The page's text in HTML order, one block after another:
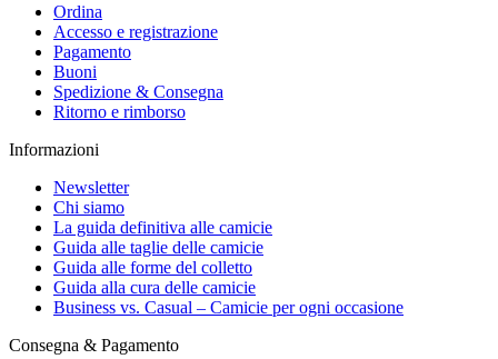
Ordina
Accesso e registrazione
Pagamento
Buoni
Spedizione & Consegna
Ritorno e rimborso
Informazioni
Newsletter
Chi siamo
La guida definitiva alle camicie
Guida alle taglie delle camicie
Guida alle forme del colletto
Guida alla cura delle camicie
Business vs. Casual – Camicie per ogni occasione
Consegna & Pagamento